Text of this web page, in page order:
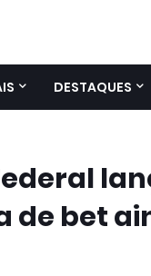
DESTAQUES
bet